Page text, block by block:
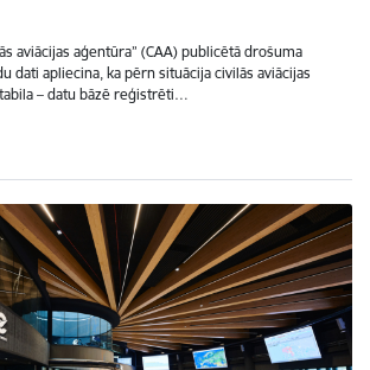
aviācijas aģentūra” (CAA) publicētā drošuma
dati apliecina, ka pērn situācija civilās aviācijas
– datu bāzē reģistrēti…